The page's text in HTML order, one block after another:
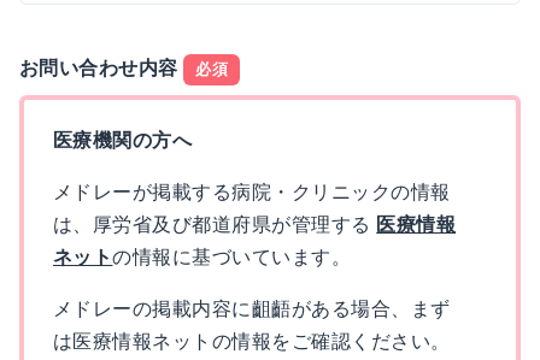
お問い合わせ内容 必須
医療機関の方へ
メドレーが掲載する病院・クリニックの情報
は、厚労省及び都道府県が管理する 医療情報
ネットの情報に基づいています。
メドレーの掲載内容に齟齬がある場合、まず
は医療情報ネットの情報をご確認ください。